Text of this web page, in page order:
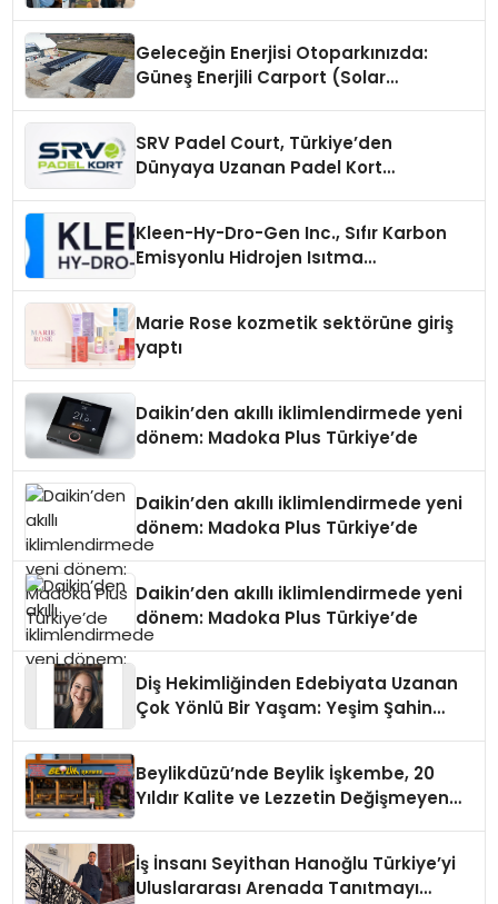
Geleceğin Enerjisi Otoparkınızda:
Güneş Enerjili Carport (Solar
SRV Padel Court, Türkiye’den
Dünyaya Uzanan Padel Kort
Kleen-Hy-Dro-Gen Inc., Sıfır Karbon
Emisyonlu Hidrojen Isıtma
Marie Rose kozmetik sektörüne giriş
yaptı
Daikin’den akıllı iklimlendirmede yeni
dönem: Madoka Plus Türkiye’de
Daikin’den akıllı iklimlendirmede yeni
dönem: Madoka Plus Türkiye’de
Daikin’den akıllı iklimlendirmede yeni
dönem: Madoka Plus Türkiye’de
Diş Hekimliğinden Edebiyata Uzanan
Çok Yönlü Bir Yaşam: Yeşim Şahin
Beylikdüzü’nde Beylik İşkembe, 20
Yıldır Kalite ve Lezzetin Değişmeyen
İş İnsanı Seyithan Hanoğlu Türkiye’yi
Uluslararası Arenada Tanıtmayı